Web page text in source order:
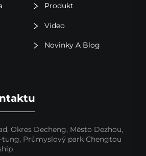
Produkt
Video
Novinky A Blog
Okres Decheng, Město Dezhou,
tung, Průmyslový park Chengtou